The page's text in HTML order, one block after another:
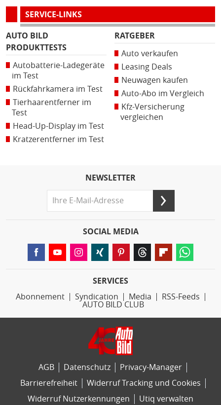
SERVICE-LINKS
AUTO BILD
PRODUKTTESTS
Autobatterie-Ladegeräte
im Test
Rückfahrkamera im Test
Tierhaarentferner im
Test
Head-Up-Display im Test
Kratzerentferner im Test
RATGEBER
Auto verkaufen
Leasing Deals
Neuwagen kaufen
Auto-Abo im Vergleich
Kfz-Versicherung
vergleichen
NEWSLETTER
SOCIAL MEDIA
SERVICES
Abonnement
Syndication Media
RSS-Feeds
AUTO BILD CLUB
AGB Datenschutz
Privacy-Manager
Barrierefreiheit
Widerruf Tracking und Cookies
Widerruf Nutzerkennungen
Utiq verwalten